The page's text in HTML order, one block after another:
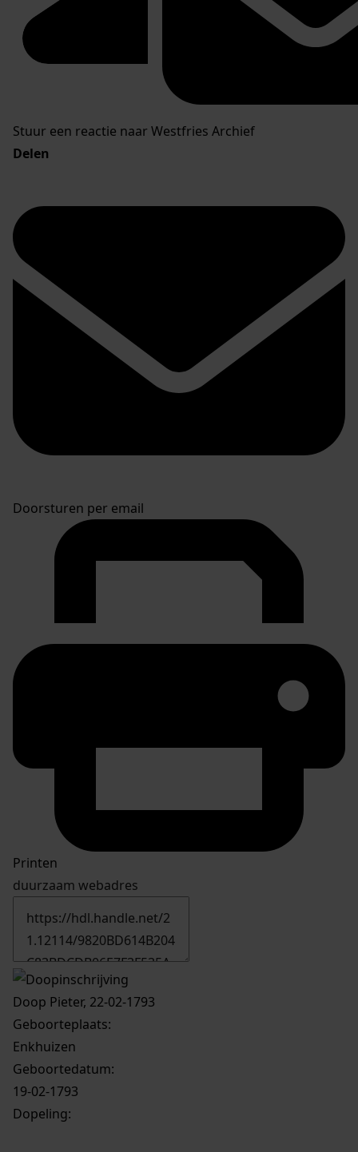
Stuur een reactie naar Westfries Archief
Delen
Doorsturen per email
Printen
duurzaam webadres
Doop Pieter, 22-02-1793
Geboorteplaats:
Enkhuizen
Geboortedatum:
19-02-1793
Dopeling: